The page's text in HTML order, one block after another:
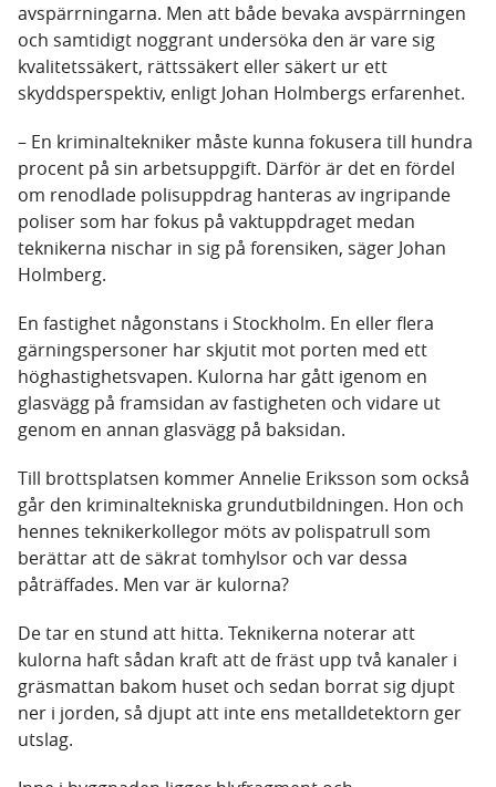
avspärrningarna. Men att både bevaka avspärrningen
och samtidigt noggrant undersöka den är vare sig
kvalitetssäkert, rättssäkert eller säkert ur ett
skyddsperspektiv, enligt Johan Holmbergs erfarenhet.
– En kriminaltekniker måste kunna fokusera till hundra
procent på sin arbetsuppgift. Därför är det en fördel
om renodlade polisuppdrag hanteras av ingripande
poliser som har fokus på vaktuppdraget medan
teknikerna nischar in sig på forensiken, säger Johan
Holmberg.
En fastighet någonstans i Stockholm. En eller flera
gärningspersoner har skjutit mot porten med ett
höghastighetsvapen. Kulorna har gått igenom en
glasvägg på framsidan av fastigheten och vidare ut
genom en annan glasvägg på baksidan.
Till brottsplatsen kommer Annelie Eriksson som också
går den kriminaltekniska grundutbildningen. Hon och
hennes teknikerkollegor möts av polispatrull som
berättar att de säkrat tomhylsor och var dessa
påträffades. Men var är kulorna?
De tar en stund att hitta. Teknikerna noterar att
kulorna haft sådan kraft att de fräst upp två kanaler i
gräsmattan bakom huset och sedan borrat sig djupt
ner i jorden, så djupt att inte ens metalldetektorn ger
utslag.